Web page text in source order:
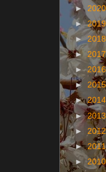
►
►
►2018
►
►
►
►2014
►2013
►
►
►